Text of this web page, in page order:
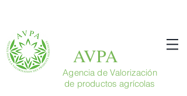
AVPA
Agencia de Valorización
de productos agrícolas